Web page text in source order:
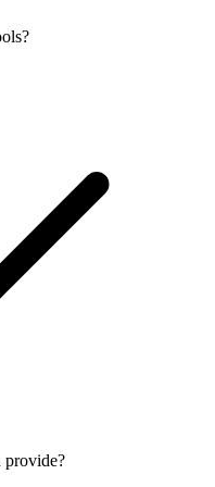
provide?